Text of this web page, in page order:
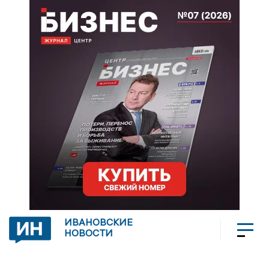
ИВАНОВСКИЕ
НОВОСТИ